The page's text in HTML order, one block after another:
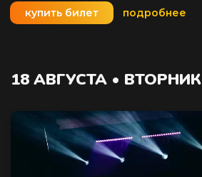
купить билет подробнее
18 АВГУСТА • ВТОРНИК